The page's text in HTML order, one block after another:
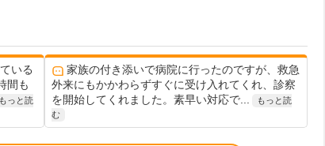
いる
間も
もっと読
家族の付き添いで病院に行ったのですが、救急
外来にもかかわらずすぐに受け入れてくれ、診察
を開始してくれました。素早い対応で...
もっと読
む